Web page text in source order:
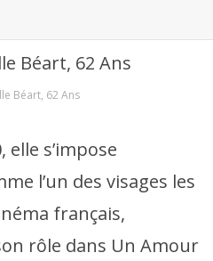
Béart, 62 Ans
elle s’impose
l’un des visages les
français,
rôle dans Un Amour